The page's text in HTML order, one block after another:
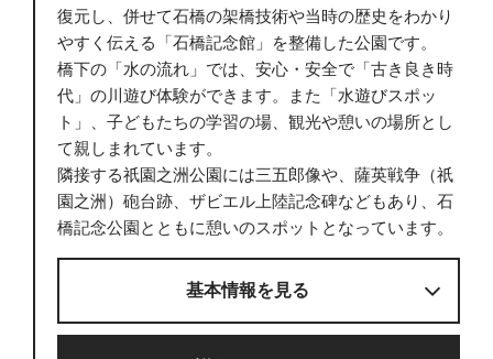
復元し、併せて石橋の架橋技術や当時の歴史をわかり
やすく伝える「石橋記念館」を整備した公園です。
橋下の「水の流れ」では、安心・安全で「古き良き時
代」の川遊び体験ができます。また「水遊びスポッ
ト」、子どもたちの学習の場、観光や憩いの場所とし
て親しまれています。
隣接する祇園之洲公園には三五郎像や、薩英戦争（祇
園之洲）砲台跡、ザビエル上陸記念碑などもあり、石
橋記念公園とともに憩いのスポットとなっています。
基本情報を見る